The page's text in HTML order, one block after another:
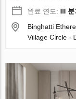
완료 연도: III
Binghatti
Village Circle -